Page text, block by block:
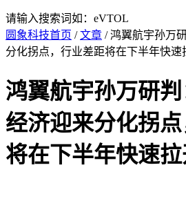
请输入搜索词如：eVTOL
圆象科技首页 /文章 / 鸿翼航宇孙万
分化拐点，行业差距将在下半年快速
鸿翼航宇孙万研判
经济迎来分化拐
将在下半年快速